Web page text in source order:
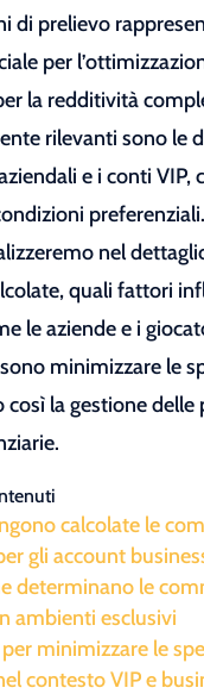
di prelievo
per
la redditività
rilevanti sono le
e i conti VIP,
nel
quali fattori
le aziende e i
minimizzare le
così la gestione delle
calcolate le
gli account
determinano le
ambienti esclusivi
minimizzare le
contesto VIP e